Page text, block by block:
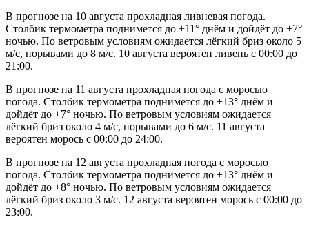
В прогнозе на 10 августа прохладная ливневая погода.
Столбик термометра поднимется до +11° днём и дойдёт до +7°
ночью. По ветровым условиям ожидается лёгкий бриз около 5
м/с, порывами до 8 м/с. 10 августа вероятен ливень с 00:00 до
21:00.
В прогнозе на 11 августа прохладная погода с моросью
погода. Столбик термометра поднимется до +13° днём и
дойдёт до +7° ночью. По ветровым условиям ожидается
лёгкий бриз около 4 м/с, порывами до 6 м/с. 11 августа
вероятен морось с 00:00 до 24:00.
В прогнозе на 12 августа прохладная погода с моросью
погода. Столбик термометра поднимется до +13° днём и
дойдёт до +8° ночью. По ветровым условиям ожидается
лёгкий бриз около 3 м/с. 12 августа вероятен морось с 00:00 до
23:00.